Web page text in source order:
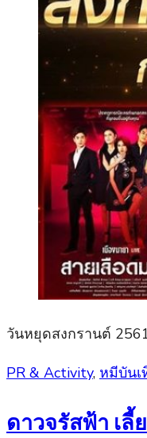
วันหยุดสงกรานต์
Posted
PR & Activity, หมีบันเ
ดาวจรัสฟ้า เ